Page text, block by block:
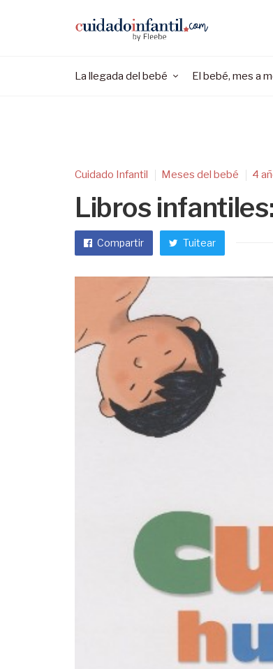
La llegada del bebé El bebé, mes a
Cuidado Infantil Meses del bebé 4
Libros
Compartir Tuitear